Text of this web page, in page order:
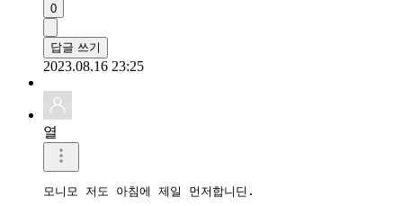
0
답글 쓰기
2023.08.16 23:25
열
모니모 저도 아침에 제일 먼저합니딘.